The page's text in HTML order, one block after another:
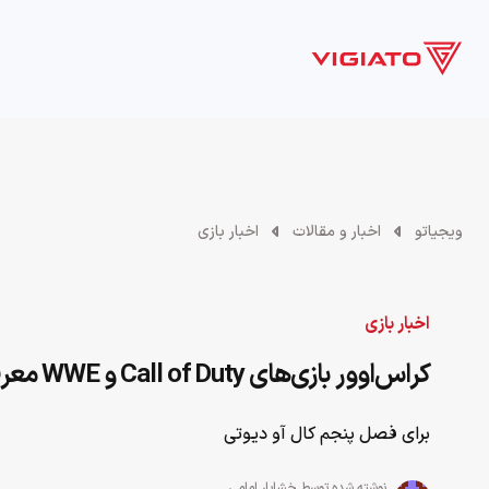
بازی
ویجیاتو اخبار و مقالات اخبار بازی
اخبار بازی
کراس‌اوور بازی‌های Call of Duty و WWE معرفی شد
برای فصل پنجم کال آو دیوتی